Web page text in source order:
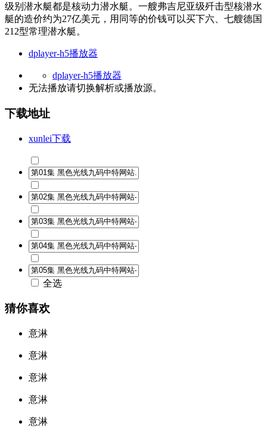
级别潜水艇都是核动力潜水艇。一艘弗吉尼亚级歼击型核潜水
艇的造价约为27亿美元，用同等的价钱可以买下六、七艘德国
212型常理潜水艇。
dplayer-h5播放器
dplayer-h5播放器
无法播放请切换解析或播放源。
下载地址
xunlei下载
全选
猜你喜欢
意淋
意淋
意淋
意淋
意淋